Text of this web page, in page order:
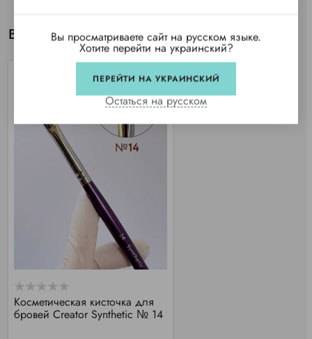
Вы просматривали
Косметическая кисточка для
бровей Creator Synthetic № 14
Вы просматриваете сайт на русском языке.
Хотите перейти на украинский?
ПЕРЕЙТИ НА УКРАИНСКИЙ
Остаться на русском